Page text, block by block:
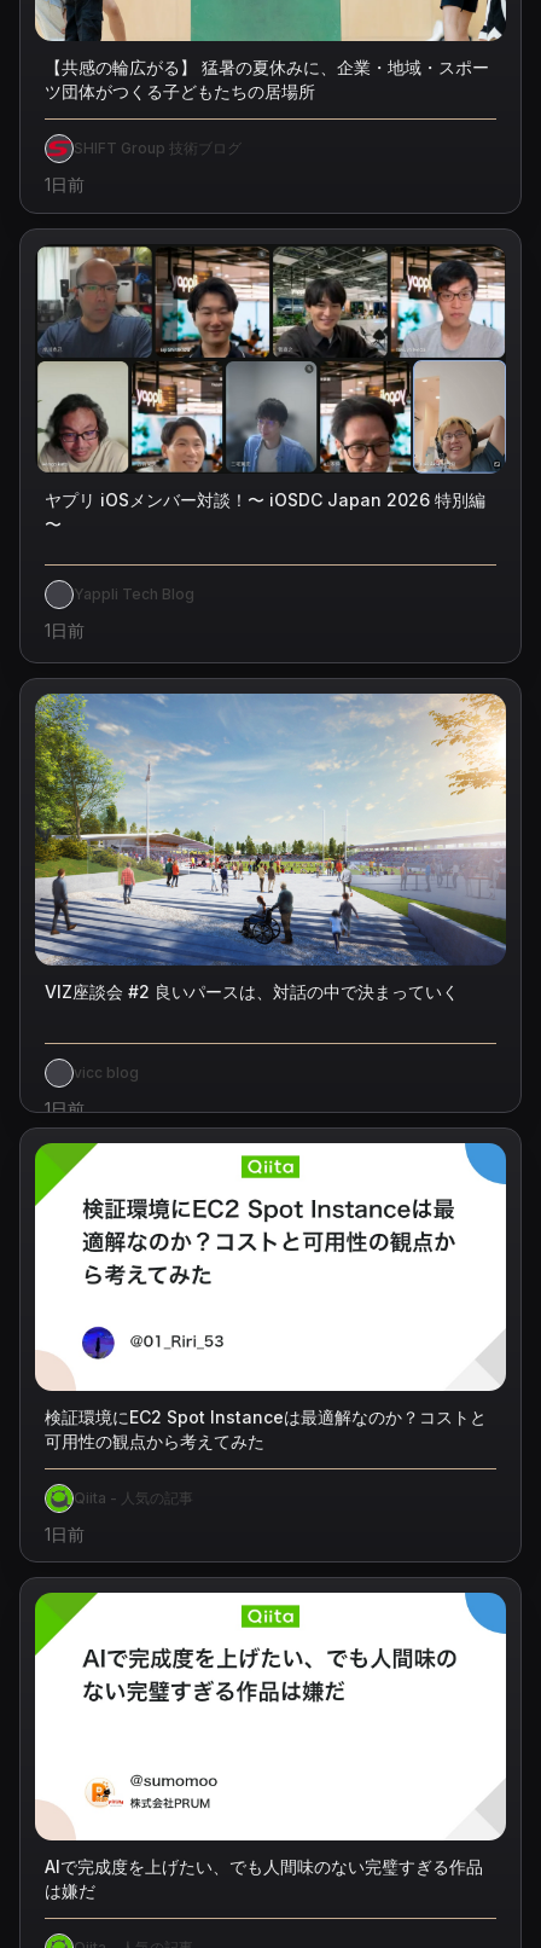
【共感の輪広がる】 猛暑の夏休みに、企業・地域・スポー
ツ団体がつくる子どもたちの居場所
SHIFT Group 技術ブログ
1日前
ヤプリ iOSメンバー対談！〜 iOSDC Japan 2026 特別編
〜
Yappli Tech Blog
1日前
VIZ座談会 #2 良いパースは、対話の中で決まっていく
vicc blog
1日前
検証環境にEC2 Spot Instanceは最適解なのか？コストと
可用性の観点から考えてみた
Qiita - 人気の記事
1日前
AIで完成度を上げたい、でも人間味のない完璧すぎる作品
は嫌だ